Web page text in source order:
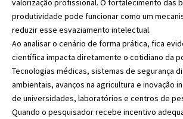
produtividade pode funcionar como um
reduzir esse esvaziamento intelectual.
Ao analisar o cenário de forma prática, fica
científica impacta diretamente o cotidiano da
Tecnologias médicas, sistemas de segurança
ambientais, avanços na agricultura e inovação
de universidades, laboratórios e centros de
Quando o pesquisador recebe incentivo